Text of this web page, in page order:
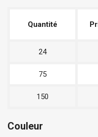
Quantité
24
75
150
Couleur